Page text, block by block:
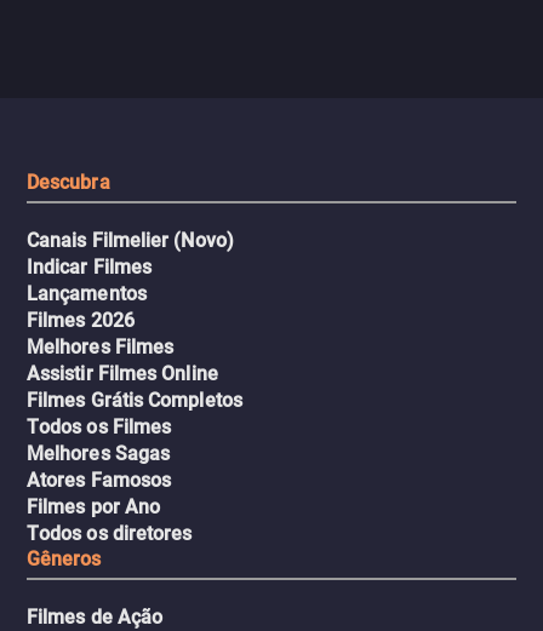
Descubra
Canais Filmelier (Novo)
Indicar Filmes
Lançamentos
Filmes 2026
Melhores Filmes
Assistir Filmes Online
Filmes Grátis Completos
Todos os Filmes
Melhores Sagas
Atores Famosos
Filmes por Ano
Todos os diretores
Gêneros
Filmes de Ação